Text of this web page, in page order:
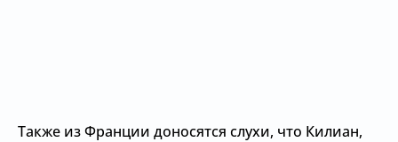
Также из Франции доносятся слухи, что Килиан,